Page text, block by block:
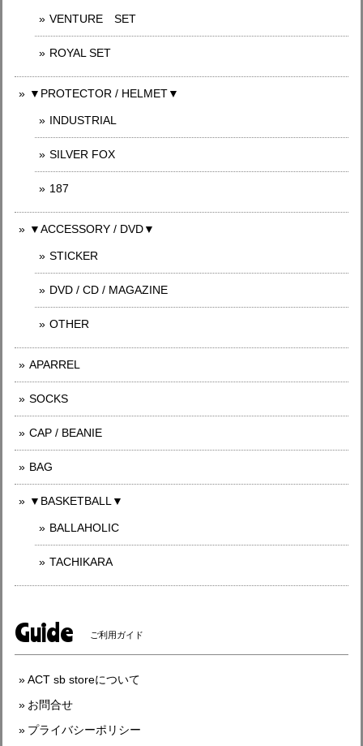
VENTURE SET
ROYAL SET
▼PROTECTOR / HELMET▼
INDUSTRIAL
SILVER FOX
187
▼ACCESSORY / DVD▼
STICKER
DVD / CD / MAGAZINE
OTHER
APARREL
SOCKS
CAP / BEANIE
BAG
▼BASKETBALL▼
BALLAHOLIC
TACHIKARA
Guide ご利用ガイド
ACT sb storeについて
お問合せ
プライバシーポリシー